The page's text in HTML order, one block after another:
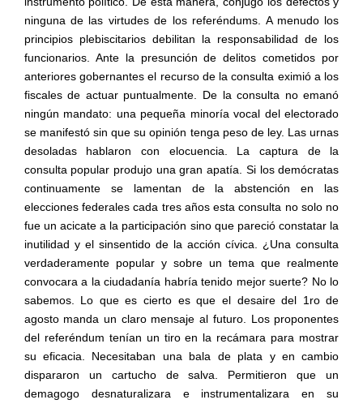
ninguna de las virtudes de los referéndums. A menudo los
principios plebiscitarios debilitan la responsabilidad de los
funcionarios. Ante la presunción de delitos cometidos por
anteriores gobernantes el recurso de la consulta eximió a los
fiscales de actuar puntualmente. De la consulta no emanó
ningún mandato: una pequeña minoría vocal del electorado
se manifestó sin que su opinión tenga peso de ley. Las urnas
desoladas hablaron con elocuencia. La captura de la
consulta popular produjo una gran apatía. Si los demócratas
continuamente se lamentan de la abstención en las
elecciones federales cada tres años esta consulta no solo no
fue un acicate a la participación sino que pareció constatar la
inutilidad y el sinsentido de la acción cívica. ¿Una consulta
verdaderamente popular y sobre un tema que realmente
convocara a la ciudadanía habría tenido mejor suerte? No lo
sabemos. Lo que es cierto es que el desaire del 1ro de
agosto manda un claro mensaje al futuro. Los proponentes
del referéndum tenían un tiro en la recámara para mostrar
su eficacia. Necesitaban una bala de plata y en cambio
dispararon un cartucho de salva. Permitieron que un
demagogo desnaturalizara e instrumentalizara en su